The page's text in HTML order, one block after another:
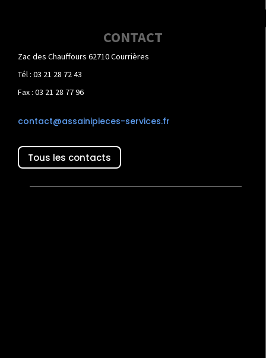
CONTACT
Zac des Chauffours 62710 Courrières
Tél : 03 21 28 72 43
Fax : 03 21 28 77 96
contact@assainipieces-services.fr
Tous les contacts